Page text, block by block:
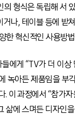
의 형식은 독립해 서
나, 테이블 등에 받
혁신적인 사용방법
에게 “TV가 더 이상
녹아든 제품임을 부
. 이 과정에서 “참가
삶에 스며든 디자인